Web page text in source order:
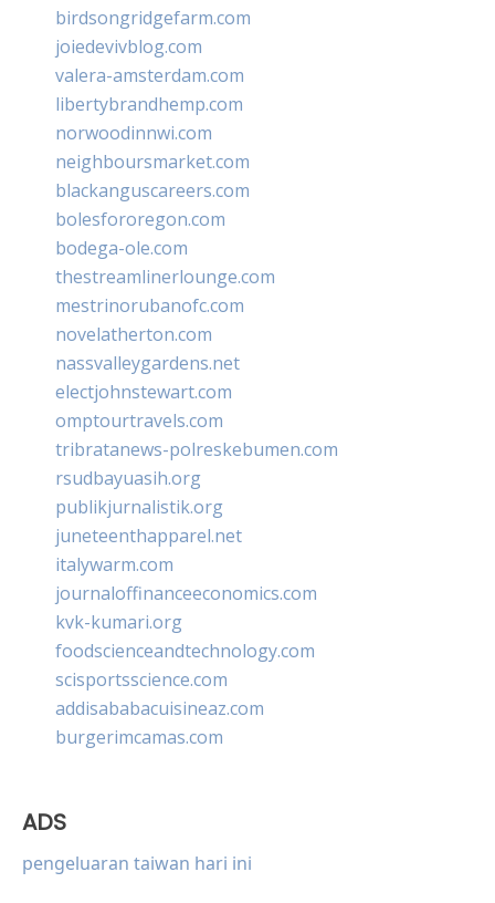
birdsongridgefarm.com
joiedevivblog.com
valera-amsterdam.com
libertybrandhemp.com
norwoodinnwi.com
neighboursmarket.com
blackanguscareers.com
bolesfororegon.com
bodega-ole.com
thestreamlinerlounge.com
mestrinorubanofc.com
novelatherton.com
nassvalleygardens.net
electjohnstewart.com
omptourtravels.com
tribratanews-polreskebumen.com
rsudbayuasih.org
publikjurnalistik.org
juneteenthapparel.net
italywarm.com
journaloffinanceeconomics.com
kvk-kumari.org
foodscienceandtechnology.com
scisportsscience.com
addisababacuisineaz.com
burgerimcamas.com
ADS
pengeluaran taiwan hari ini